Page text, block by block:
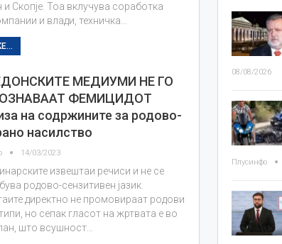
и Скопје. Тоа вклучува соработка
и влади, техничка…
МЕДИУМИ НЕ ГО
ФЕМИЦИДОТ
на содржините за родово-
насилство
14/03/2023
извештаи речиси и не се
родово-сензитивен јазик.
директно не промовираат родови
но сепак гласот на жртвата е во
што всушност…
08/08/2026
Плусинфо